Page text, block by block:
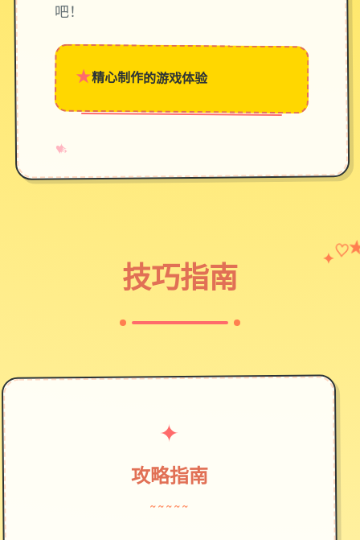
吧！
★精心制作的游戏体验
♥
✧
→
技巧指南
✦♡
✦
攻略指南
~~~~~